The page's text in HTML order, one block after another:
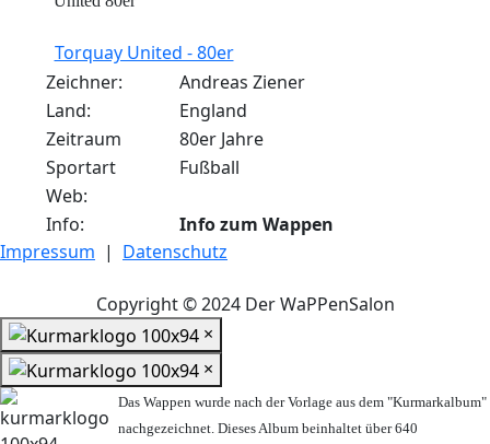
Torquay United - 80er
Zeichner:
Andreas Ziener
Land:
England
Zeitraum
80er Jahre
Sportart
Fußball
Web:
Info:
Info zum Wappen
Impressum | Datenschutz
Copyright © 2024 Der WaPPenSalon
×
×
Das Wappen wurde nach der Vorlage aus dem "Kurmarkalbum"
nachgezeichnet. Dieses Album beinhaltet über 640